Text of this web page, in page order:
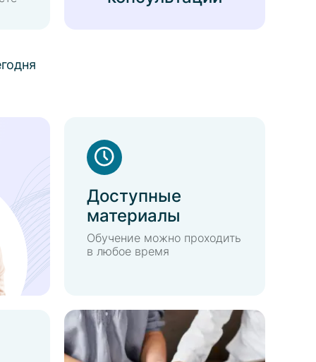
Доступные
материалы
Обучение можно проходить
в любое время